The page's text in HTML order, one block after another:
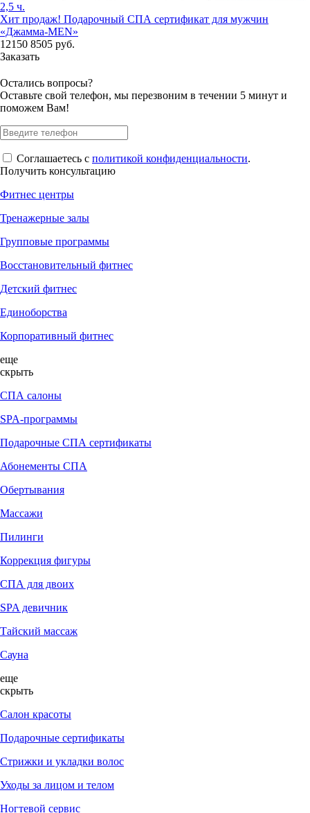
2,5 ч.
Хит продаж! Подарочный СПА сертификат для мужчин
«Джамма-МЕN»
12150 8505 руб.
Заказать
Остались вопросы?
Оставьте свой телефон, мы перезвоним в течении 5 минут и
поможем Вам!
Соглашаетесь с политикой конфиденциальности.
Получить консультацию
Фитнес центры
Тренажерные залы
Групповые программы
Восстановительный фитнес
Детский фитнес
Единоборства
Корпоративный фитнес
еще
скрыть
СПА салоны
SPA-программы
Подарочные СПА сертификаты
Абонементы СПА
Обертывания
Массажи
Пилинги
Коррекция фигуры
СПА для двоих
SPA девичник
Тайский массаж
Сауна
еще
скрыть
Салон красоты
Подарочные сертификаты
Стрижки и укладки волос
Уходы за лицом и телом
Ногтевой сервис